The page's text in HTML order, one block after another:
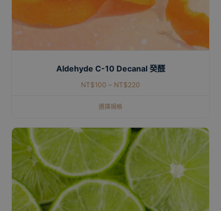
Aldehyde C-10 Decanal 癸醛
NT$100 – NT$220
選擇規格